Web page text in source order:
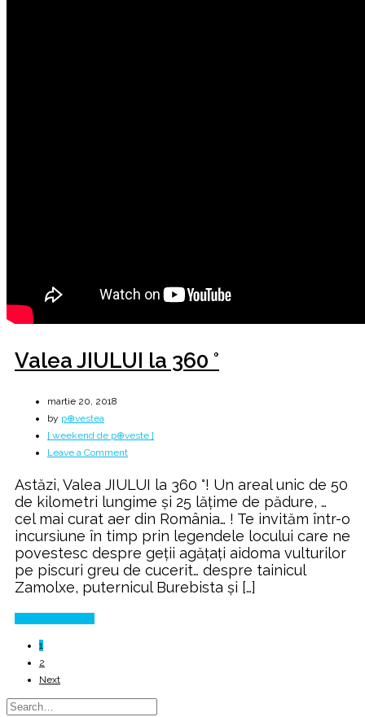
Valea JIULUI la 360 °
martie 20, 2018
by p⊕vestea
[ weekend de p⊕veste ]
Leave a Commenton
JIULUI
la
360
°
Astăzi, Valea JIULUI la 360 °! Un areal unic de 50
de kilometri lungime şi 25 lăţime de pădure, …
cel mai curat aer din România… ! Te invităm într-o
incursiune în timp prin legendele locului care ne
povestesc despre geții agățați aidoma vulturilor
pe piscuri greu de cucerit… despre tainicul
Zamolxe, puternicul Burebista și […]
1
2
Next